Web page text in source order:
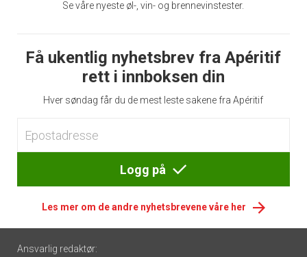
Se våre nyeste øl-, vin- og brennevinstester.
Få ukentlig nyhetsbrev fra Apéritif
rett i innboksen din
Hver søndag får du de mest leste sakene fra Apéritif
Logg på
Les mer om de andre nyhetsbrevene våre her
Footer
Ansvarlig redaktør: